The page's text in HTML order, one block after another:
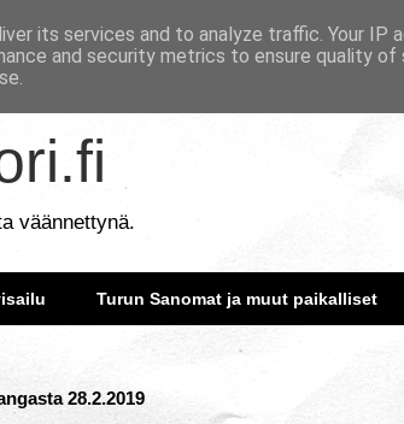
väännettynä.
Turun Sanomat ja muut paikalliset
28.2.2019
its services and to analyze traffic. Your IP
and security metrics to ensure quality of